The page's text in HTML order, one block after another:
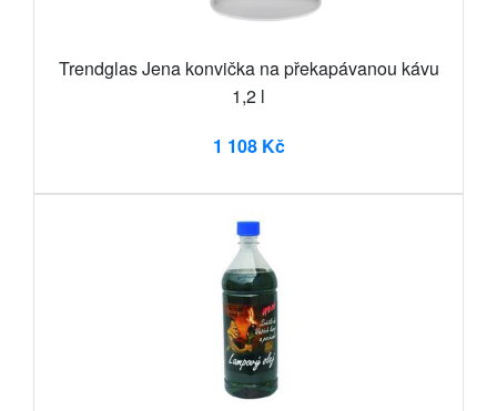
Trendglas Jena konvička na překapávanou kávu
1,2 l
1 108 Kč